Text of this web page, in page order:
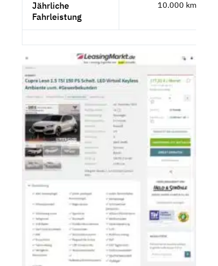
Jährliche
Fahrleistung
10.000 km